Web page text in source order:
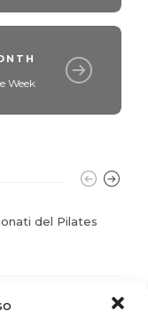
Week
del Pilates
dal dolore